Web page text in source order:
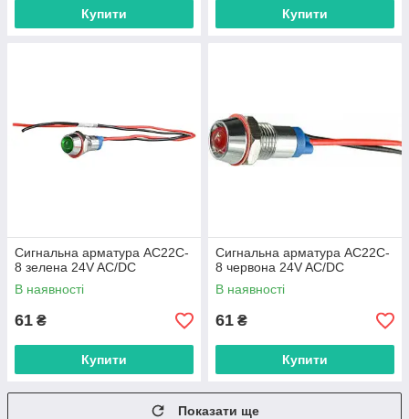
Купити Купити
Сигнальна арматура AС22C-
8 зелена 24V AC/DC
В наявності
61 ₴
Купити
Сигнальна арматура AС22C-
8 червона 24V AC/DC
В наявності
61 ₴
Купити
Показати ще